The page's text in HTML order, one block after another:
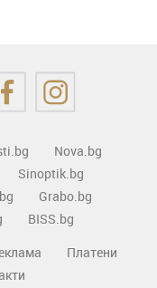
Nova.bg
Sinoptik.bg
Grabo.bg
BISS.bg
Платени